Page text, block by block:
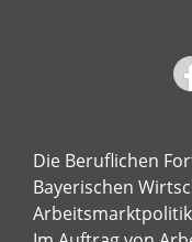
Die Beruflichen
Bayerischen